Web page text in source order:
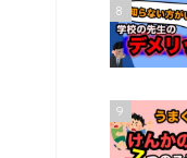
8
9